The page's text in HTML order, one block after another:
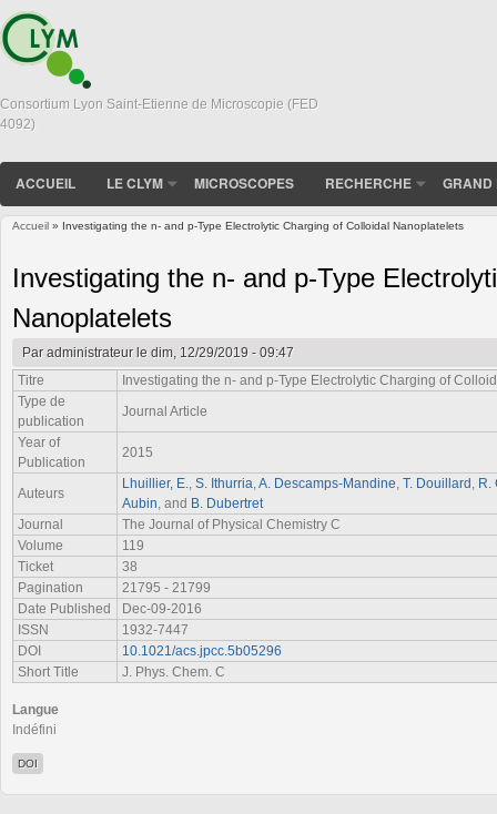
Consortium Lyon Saint-Etienne de Microscopie (FED
4092)
ACCUEIL LE CLYM MICROSCOPES RECHERCHE GRAND
Accueil » Investigating the n- and p-Type Electrolytic Charging of Colloidal Nanoplatelets
Investigating the n- and p-Type
Nanoplatelets
Paradministrateurle dim, 12/29/2019 - 09:47
Titre
Investigating the n- and p-Type Electrolytic Charging of
Type de
publication
Journal Article
Year of
Publication
2015
Auteurs
Lhuillier, E. S. Ithurria A. Descamps-Mandine T. Douillard R.
Aubin , and B. Dubertret
Journal
The Journal of Physical Chemistry C
Volume
119
Ticket
38
Pagination
21795 - 21799
Date Published
Dec-09-2016
ISSN
1932-7447
DOI
10.1021/acs.jpcc.5b05296
Short Title
J. Phys. Chem. C
Langue
Indéfini
DOI